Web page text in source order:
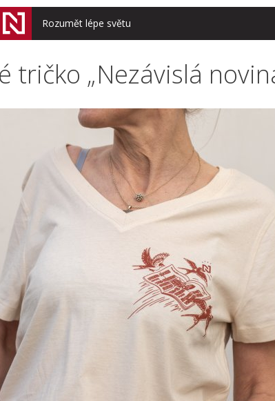
Rozumět lépe světu
tričko „Nezávislá